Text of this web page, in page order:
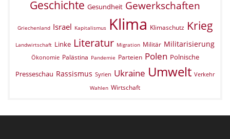
Geschichte Gesundheit Gewerkschaften
Griechenland Israel Kapitalismus Klima Klimaschutz Krieg
Landwirtschaft Linke Literatur Migration Militär Militarisierung
Ökonomie Palästina Pandemie Parteien Polen Polnische
Presseschau Rassismus Syrien Ukraine Umwelt Verkehr
Wahlen Wirtschaft